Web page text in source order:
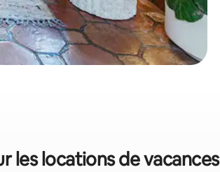
les locations de vacances